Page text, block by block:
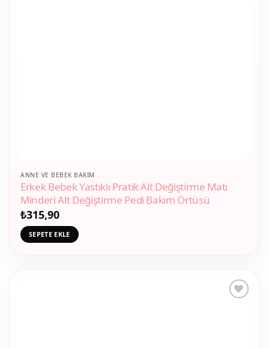
ANNE VE BEBEK BAKIM
Erkek Bebek Yastıklı Pratik Alt Değiştirme Matı
Minderi Alt Değiştirme Pedi Bakım Örtüsü
₺315,90
SEPETE EKLE